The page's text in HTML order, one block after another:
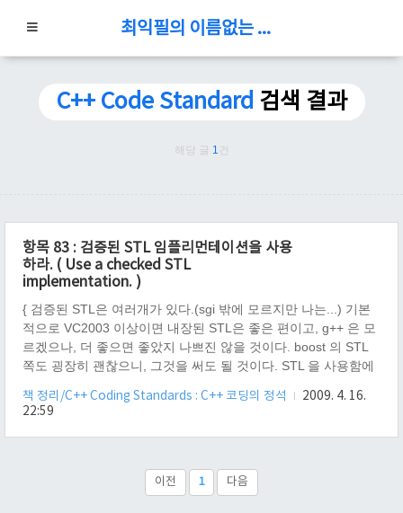
최익필의 이름없는 블로그
C++ Code Standard 검색 결과
해당 글 1 건
항목 83 : 검증된 STL 임플리먼테이션을 사용
하라. ( Use a checked STL
implementation. )
{ 검증된 STL은 여러개가 있다.(sgi 밖에 모르지만 나는...) 기본
적으로 VC2003 이상이면 내장된 STL은 좋은 편이고, g++ 은 모
르겠으나, 더 좋으면 좋았지 나쁘진 않을 것이다. boost 의 STL
쪽도 굉장히 괜찮으니, 그것을 써도 될 것이다. STL 을 사용함에
에서 많이 발생하므로, 표준문서나 C+ Standard Library 책을 보
가 이상해 질것 같은 STL 함수들은 전부 반복자를 벹어내니 그것
지만, 용도에 맞게 쓰면 독도 명약이고 명약이라도 나쁘게 쓰면
독이라는 말이 있듯이, ..
책 정리/C++ Coding Standards : C++ 코딩의 정석
2009. 4. 16.
22:59
이전 1 다음